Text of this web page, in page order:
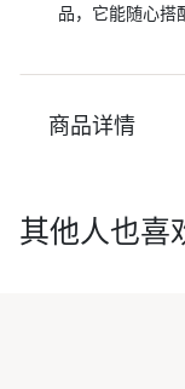
品，它能随心搭
商品详情
其他人也喜